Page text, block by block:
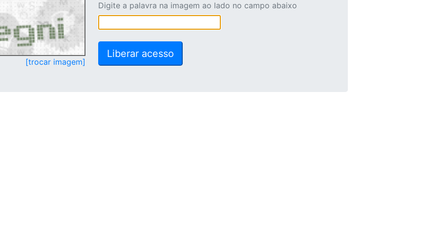
[trocar imagem]
Digite a palavra na imagem ao lado no campo abaixo